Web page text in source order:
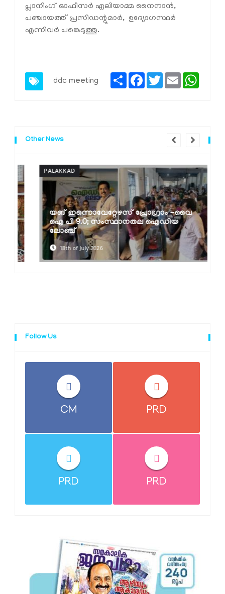
പ്ലാനിംഗ് ഓഫീസര്‍ ഏലിയാമ്മ നൈനാന്‍,
പഞ്ചായത്ത് പ്രസിഡന്റുമാര്‍, ഉദ്യോഗസ്ഥര്‍
എന്നിവര്‍ പങ്കെടുത്തു.
ddc meeting
ShareFacebook
TwitterEmail
Other News
PALAKKAD
യങ് ഇന്നൊവേറ്റേഴസ് പ്രോഗ്രാം -വൈ
ഐ പി 9.0; സംസ്ഥാനതല ഐഡിയ
ലോഞ്ച്
18th of July 2026
Follow Us
CM PRD
PRD PRD